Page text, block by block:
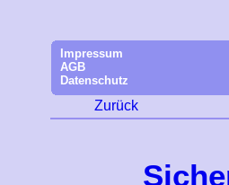
Impressum
AGB
Datenschutz
Zurück